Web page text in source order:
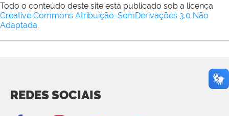
Todo o conteúdo deste site está publicado sob a licença
Creative Commons Atribuição-SemDerivações 3.0 Não
Adaptada.
REDES SOCIAIS